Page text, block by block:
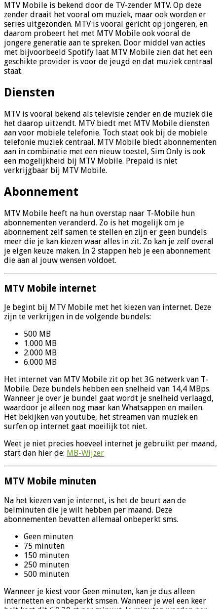
MTV Mobile is bekend door de TV-zender MTV. Op deze
zender draait het vooral om muziek, maar ook worden er
series uitgezonden. MTV is vooral gericht op jongeren, en
daarom probeert het met MTV Mobile ook vooral de
jongere generatie aan te spreken. Door middel van acties
met bijvoorbeeld Spotify laat MTV Mobile zien dat het een
geschikte provider is voor de jeugd en dat muziek centraal
staat.
Diensten
MTV is vooral bekend als televisie zender en de muziek die
het daarop uitzendt. MTV biedt met MTV Mobile diensten
aan voor mobiele telefonie. Toch staat ook bij de mobiele
telefonie muziek centraal. MTV Mobile biedt abonnementen
aan in combinatie met een nieuw toestel, Sim Only is ook
een mogelijkheid bij MTV Mobile. Prepaid is niet
verkrijgbaar bij MTV Mobile.
Abonnement
MTV Mobile heeft na hun overstap naar T-Mobile hun
abonnementen veranderd. Zo is het mogelijk om je
abonnement zelf samen te stellen en zijn er geen bundels
meer die je kan kiezen waar alles in zit. Zo kan je zelf overal
je eigen keuze maken. In 2 stappen heb je een abonnement
die aan al jouw wensen voldoet.
MTV Mobile internet
Je begint bij MTV Mobile met het kiezen van internet. Deze
zijn te verkrijgen in de volgende bundels:
500 MB
1.000 MB
2.000 MB
6.000 MB
Het internet van MTV Mobile zit op het 3G netwerk van T-
Mobile. Deze bundels hebben een snelheid van 14,4 MBps.
Wanneer je over je bundel gaat wordt je snelheid verlaagd,
waardoor je alleen nog maar kan Whatsappen en mailen.
Het bekijken van youtube, het streamen van muziek en
surfen op internet gaat moeilijk tot niet.
Weet je niet precies hoeveel internet je gebruikt per maand,
start dan hier de: MB-Wijzer
MTV Mobile minuten
Na het kiezen van je internet, is het de beurt aan de
belminuten die je wilt hebben per maand. Deze
abonnementen bevatten allemaal onbeperkt sms.
Geen minuten
75 minuten
150 minuten
250 minuten
500 minuten
Wanneer je kiest voor Geen minuten, kan je dus alleen
internetten en onbeperkt smsen. Wanneer je wel een keer